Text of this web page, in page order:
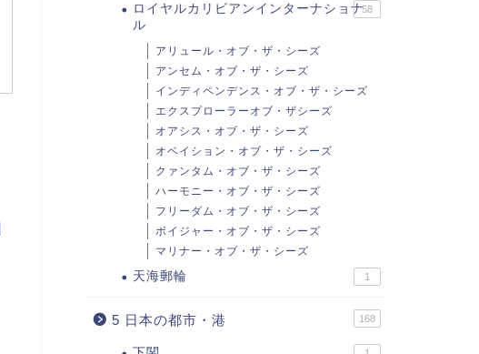
ロイヤルカリビアンインターナショナ
ル
58
アリュール・オブ・ザ・シーズ
アンセム・オブ・ザ・シーズ
インディペンデンス・オブ・ザ・シーズ
エクスプローラーオブ・ザシーズ
オアシス・オブ・ザ・シーズ
オベイション・オブ・ザ・シーズ
クァンタム・オブ・ザ・シーズ
ハーモニー・オブ・ザ・シーズ
フリーダム・オブ・ザ・シーズ
ボイジャー・オブ・ザ・シーズ
マリナー・オブ・ザ・シーズ
天海郵輪 1
5 日本の都市・港 168